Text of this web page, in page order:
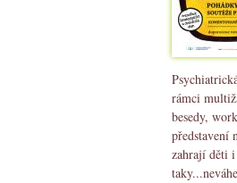
rámci
besedy,
představení
zahrají děti